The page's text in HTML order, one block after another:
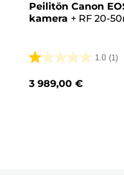
Peilitön Canon
kamera + RF 20-
1.0 (1)
1.0/5
tähteä.
3 989,00 €